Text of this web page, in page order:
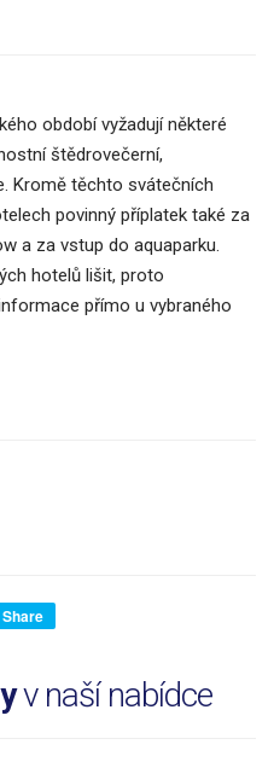
období vyžadují některé
štědrovečerní,
Kromě těchto svátečních
povinný příplatek také za
a za vstup do aquaparku.
hotelů lišit, proto
přímo u vybraného
Share
v naší nabídce